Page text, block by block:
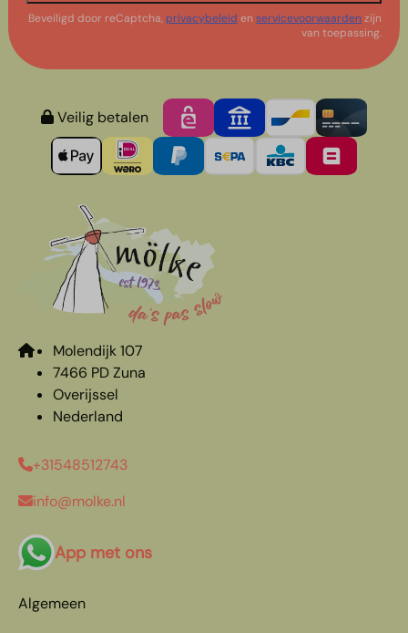
Beveiligd door reCaptcha, privacybeleid enservicevoorwaarden zijn
van toepassing.
Veilig betalen
Molendijk 107
7466 PD Zuna
Overijssel
Nederland
+31548512743
info@molke.nl
App met ons
Algemeen